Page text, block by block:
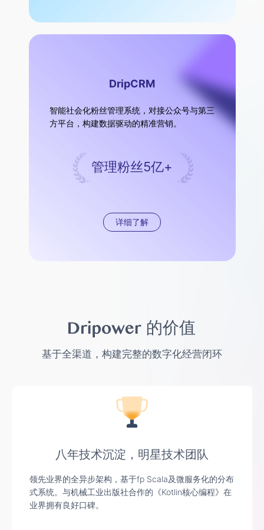
DripCRM
智能社会化粉丝管理系统，对接公众号与第三
方平台，构建数据驱动的精准营销。
管理粉丝5亿+
详细了解
的价值
基于全渠道，构建完整的数字化经营闭环
八年技术沉淀，明星技术团队
领先业界的全异步架构，基于fp Scala及微服务化的分布
式系统。与机械工业出版社合作的《Kotlin核心编程》在
业界拥有良好口碑。